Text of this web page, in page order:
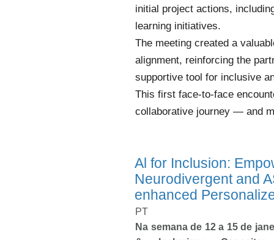
initial project actions,
learning initiatives.
The meeting created a
alignment, reinforcing the
supportive tool for inclusive
This first face-to-face
collaborative journey — and
Al for Inclusion:
Neurodivergent and
enhanced
PT
Na semana de 12 a 15 de